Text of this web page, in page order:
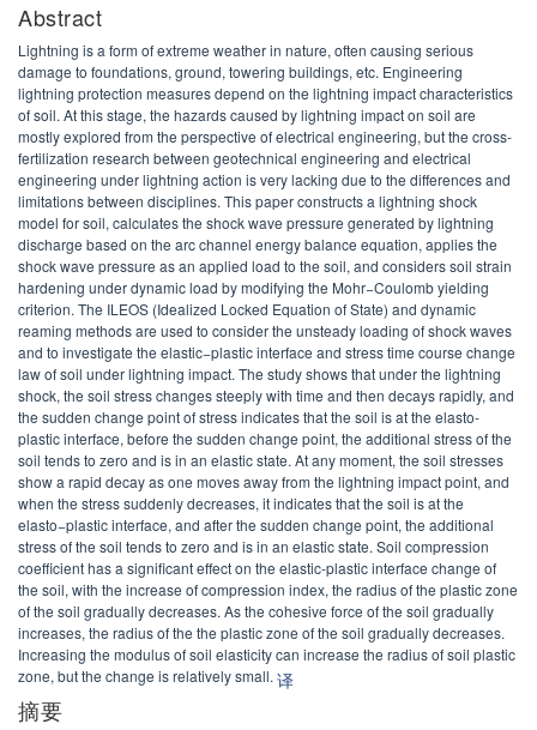
Abstract
Lightning is a form of extreme weather in nature, often causing serious
damage to foundations, ground, towering buildings, etc. Engineering
lightning protection measures depend on the lightning impact characteristics
of soil. At this stage, the hazards caused by lightning impact on soil are
mostly explored from the perspective of electrical engineering, but the cross-
fertilization research between geotechnical engineering and electrical
engineering under lightning action is very lacking due to the differences and
limitations between disciplines. This paper constructs a lightning shock
model for soil, calculates the shock wave pressure generated by lightning
discharge based on the arc channel energy balance equation, applies the
shock wave pressure as an applied load to the soil, and considers soil strain
hardening under dynamic load by modifying the Mohr−Coulomb yielding
criterion. The ILEOS (Idealized Locked Equation of State) and dynamic
reaming methods are used to consider the unsteady loading of shock waves
and to investigate the elastic−plastic interface and stress time course change
law of soil under lightning impact. The study shows that under the lightning
shock, the soil stress changes steeply with time and then decays rapidly, and
the sudden change point of stress indicates that the soil is at the elasto-
plastic interface, before the sudden change point, the additional stress of the
soil tends to zero and is in an elastic state. At any moment, the soil stresses
show a rapid decay as one moves away from the lightning impact point, and
when the stress suddenly decreases, it indicates that the soil is at the
elasto−plastic interface, and after the sudden change point, the additional
stress of the soil tends to zero and is in an elastic state. Soil compression
coefficient has a significant effect on the elastic-plastic interface change of
the soil, with the increase of compression index, the radius of the plastic zone
of the soil gradually decreases. As the cohesive force of the soil gradually
increases, the radius of the the plastic zone of the soil gradually decreases.
Increasing the modulus of soil elasticity can increase the radius of soil plastic
zone, but the change is relatively small. 译
摘要